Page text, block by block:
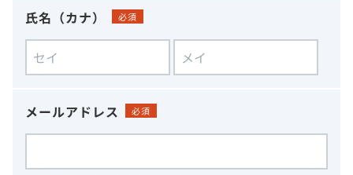
氏名（カナ） 必須
メールアドレス 必須